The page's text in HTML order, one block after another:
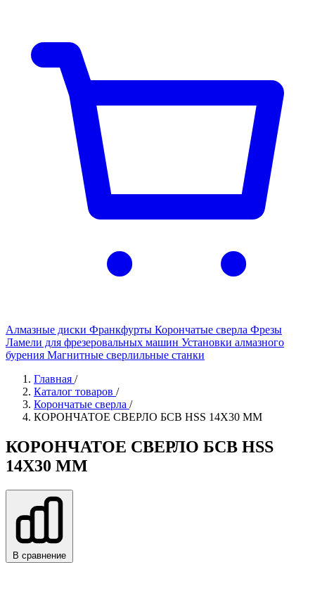
Алмазные диски Франкфурты Корончатые сверла Фрезы
Ламели для фрезеровальных машин Установки алмазного
бурения Магнитные сверлильные станки
Главная /
Каталог товаров /
Корончатые сверла /
КОРОНЧАТОЕ СВЕРЛО БСВ HSS 14X30 ММ
КОРОНЧАТОЕ СВЕРЛО БСВ HSS
14X30 ММ
В сравнение